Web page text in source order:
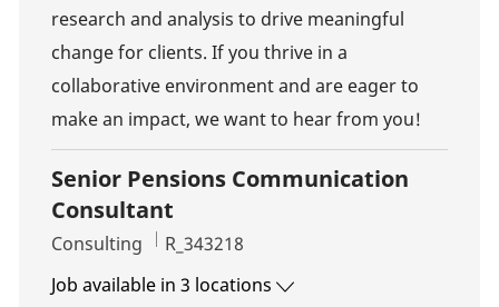
research and analysis to drive meaningful
change for clients. If you thrive in a
collaborative environment and are eager to
make an impact, we want to hear from you!
Senior Pensions Communication
Consultant
Category
Consulting Job Id
R_343218
Job available in 3 locations